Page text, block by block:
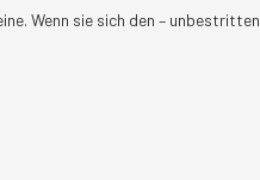
Wenn sie sich den – unbestritten